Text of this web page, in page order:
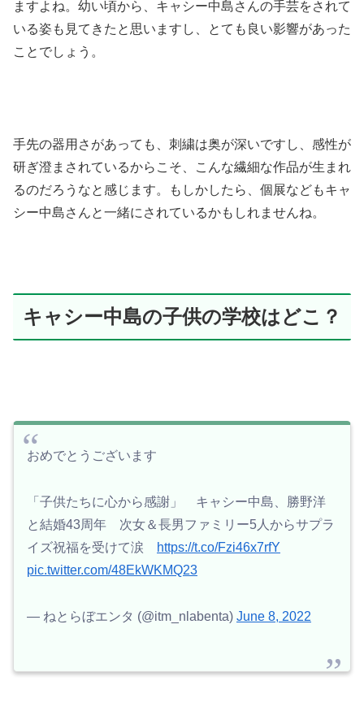
ますよね。幼い頃から、キャシー中島さんの手芸をされて
いる姿も見てきたと思いますし、とても良い影響があった
ことでしょう。
手先の器用さがあっても、刺繍は奥が深いですし、感性が
研ぎ澄まされているからこそ、こんな繊細な作品が生まれ
るのだろうなと感じます。もしかしたら、個展などもキャ
シー中島さんと一緒にされているかもしれませんね。
キャシー中島の子供の学校はどこ？
おめでとうございます
「子供たちに心から感謝」 キャシー中島、勝野洋
と結婚43周年 次女＆長男ファミリー5人からサプラ
イズ祝福を受けて涙
https://t.co/Fzi46x7rfY
pic.twitter.com/48EkWKMQ23
— ねとらぼエンタ (@itm_nlabenta) June 8, 2022